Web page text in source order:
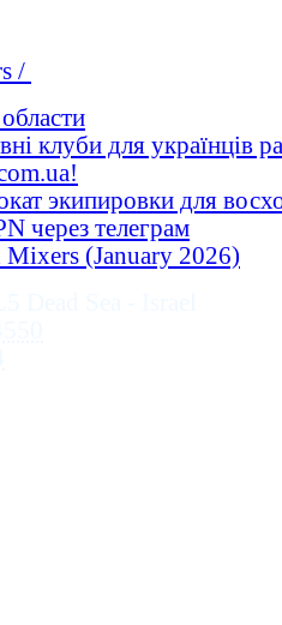
/
клуби для українців
экипировки для
через телеграм
(January 2026)